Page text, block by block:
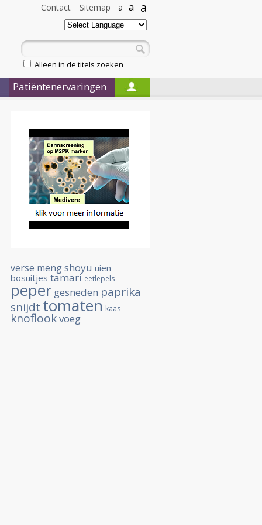
a
a
a
Sitemap
Contact
Alleen in de titels zoeken
Patiëntenervaringen
verse mengshoyu uien
bosuitjes tamari eetlepels
peper gesneden paprika
snijdt tomaten kaas
knoflookvoeg